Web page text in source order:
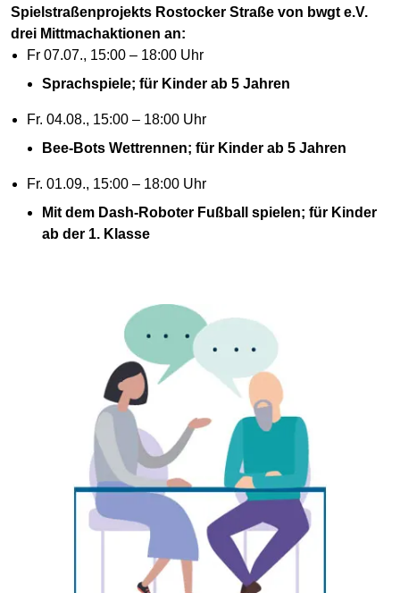
Spielstraßenprojekts Rostocker Straße von bwgt e.V.
drei Mittmachaktionen an:
Fr 07.07., 15:00 – 18:00 Uhr
Sprachspiele; für Kinder ab 5 Jahren
Fr. 04.08., 15:00 – 18:00 Uhr
Bee-Bots Wettrennen; für Kinder ab 5 Jahren
Fr. 01.09., 15:00 – 18:00 Uhr
Mit dem Dash-Roboter Fußball spielen; für Kinder
ab der 1. Klasse